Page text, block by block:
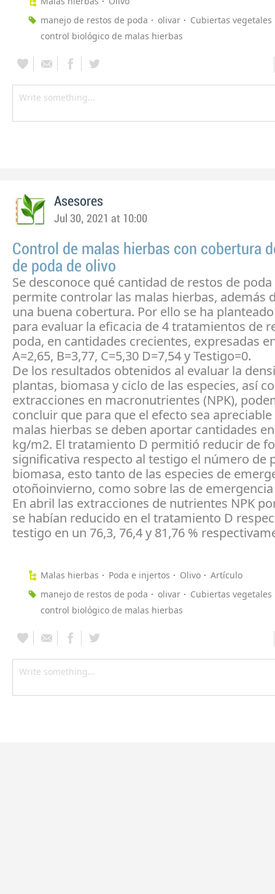
manejo de restos de poda
olivar
Cubiertas vegetales
control biológico de malas hierbas
Asesores
Jul 30, 2021 at 10:00
Control de malas hierbas con cobertura
de poda de olivo
Se desconoce qué cantidad de restos de
permite controlar las malas hierbas, además
una buena cobertura. Por ello se ha
para evaluar la eficacia de 4 tratamientos de
poda, en cantidades crecientes, expresadas
A=2,65, B=3,77, C=5,30 D=7,54 y Testigo=0.
De los resultados obtenidos al evaluar la
plantas, biomasa y ciclo de las especies, así
extracciones en macronutrientes (NPK),
concluir que para que el efecto sea
malas hierbas se deben aportar cantidades
kg/m2. El tratamiento D permitió reducir de
significativa respecto al testigo el número de
biomasa, esto tanto de las especies de
otoñoinvierno, como sobre las de
En abril las extracciones de nutrientes NPK
se habían reducido en el tratamiento D
testigo en un 76,3, 76,4 y 81,76 %
Malas hierbas Poda e injertos Olivo
Artículo
manejo de restos de poda
olivar
Cubiertas vegetales
control biológico de malas hierbas